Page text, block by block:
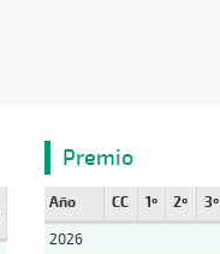
Premio
Año CC 1º 2º 3º
2026